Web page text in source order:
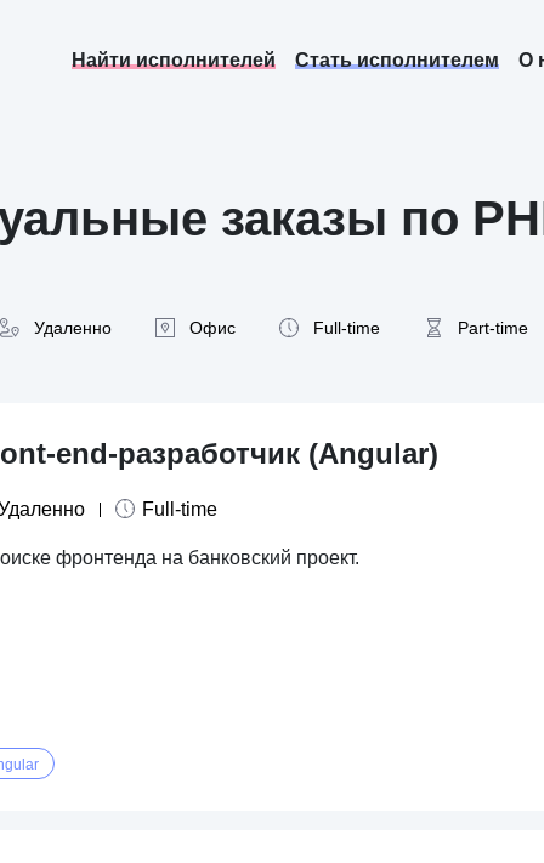
Найти исполнителей Стать исполнителем О
заказы по
Удаленно Офис Full-time Part-time
end-разработчик (Angular)
Full-time
фронтенда на банковский проект.